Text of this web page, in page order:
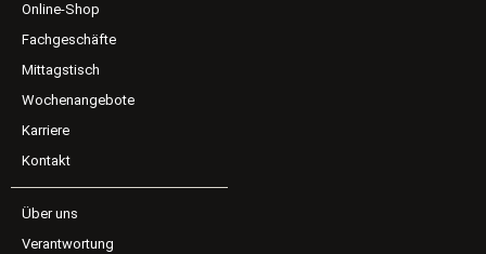
Online-Shop
Fachgeschäfte
Mittagstisch
Wochenangebote
Karriere
Kontakt
Über uns
Verantwortung